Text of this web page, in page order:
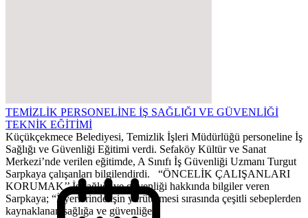
TEMİZLİK PERSONELİNE İŞ SAĞLIĞI VE GÜVENLİĞİ
TEKNİK EĞİTİMİ
Küçükçekmece Belediyesi, Temizlik İşleri Müdürlüğü personeline İş
Sağlığı ve Güvenliği Eğitimi verdi. Sefaköy Kültür ve Sanat
Merkezi’nde verilen eğitimde, A Sınıfı İş Güvenliği Uzmanı Turgut
Sarpkaya çalışanları bilgilendirdi. “ÖNCELİK ÇALIŞANLARI
KORUMAK’’ İş sağlığı ve güvenliği hakkında bilgiler veren
Sarpkaya; “İşyerlerinde işin yürütülmesi sırasında çeşitli sebeplerden
kaynaklanan sağlığa ve güvenliğe...